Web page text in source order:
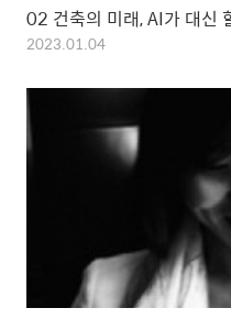
02 건축의 미래, AI가 대신
2023.01.04